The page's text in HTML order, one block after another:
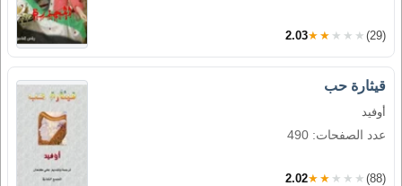
2.03★★★★★ (29)
قيثارة حب
أوفيد
عدد الصفحات: 490
2.02★★★★★ (88)